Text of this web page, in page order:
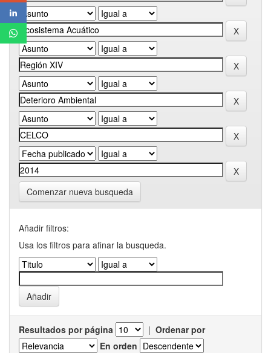
Comenzar nueva busqueda
Añadir filtros:
Usa los filtros para afinar la busqueda.
Resultados por página | Ordenar por
En orden